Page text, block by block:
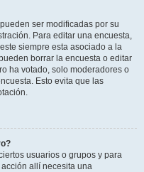
ser modificadas por su
Para editar una encuesta,
siempre esta asociado a la
borrar la encuesta o editar
ha votado, solo moderadores o
Esto evita que las
usuarios o grupos y para
allí necesita una